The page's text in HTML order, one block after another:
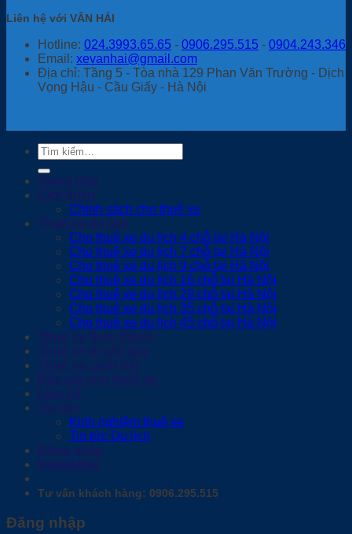
Liên hệ với VÂN HẢI
Hotline: 024.3993.65.65 - 0906.295.515 - 0904.243.346
Email: xevanhai@gmail.com
Địa chỉ: Tầng 5 - Tòa nhà 129 Phan Văn Trường - Dịch
Vọng Hậu - Cầu Giấy - Hà Nội
Tìm
kiếm:
Trang chủ
Giới thiệu
Chính sách cho thuê xe
Thuê xe du lịch
Cho thuê xe du lịch 4 chỗ tại Hà Nội
Cho thuê xe du lịch 7 chỗ tại Hà Nội
Cho thuê xe du lịch 9 chỗ tại Hà Nội
Cho thuê xe du lịch 16 chỗ tại Hà Nội
Cho thuê xe du lịch 29 chỗ tại Hà Nội
Cho thuê xe du lịch 35 chỗ tại Hà Nội
Cho thuê xe du lịch 45 chỗ tại Hà Nội
Thuê xe theo tháng
Thuê xe đi sân bay
Thuê xe cưới hỏi
Báo giá cho thuê xe
Liên hệ
Tin tức
Kinh nghiệm thuê xe
Tin tức Du lịch
Đăng nhập
Newsletter
Tư vấn khách hàng: 0906.295.515
Đăng nhập